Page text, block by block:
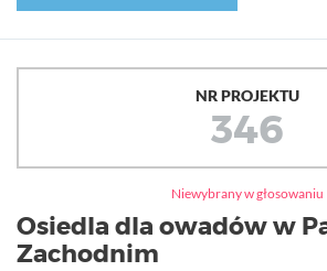
NR PROJEKTU
346
Niewybrany w głosowaniu
Osiedla dla owadów w
Zachodnim